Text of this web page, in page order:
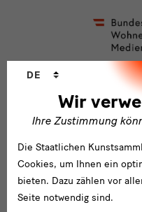
Wir
Ihre Zustimmung
DE
Die Staatlichen
Cookies, um Ihnen ein
bieten. Dazu zählen vor
Seite notwendig sind.